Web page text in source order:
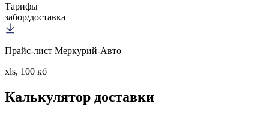
Тарифы
забор/доставка
Прайс-лист Меркурий-Авто
xls, 100 кб
Калькулятор доставки